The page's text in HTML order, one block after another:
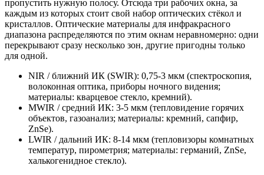
пропустить нужную полосу. Отсюда три рабочих окна, за
каждым из которых стоит свой набор оптических стёкол и
кристаллов. Оптические материалы для инфракрасного
диапазона распределяются по этим окнам неравномерно: одни
перекрывают сразу несколько зон, другие пригодны только
для одной.
NIR / ближний ИК (SWIR): 0,75-3 мкм (спектроскопия,
волоконная оптика, приборы ночного видения;
материалы: кварцевое стекло, кремний).
MWIR / средний ИК: 3-5 мкм (тепловидение горячих
объектов, газоанализ; материалы: кремний, сапфир,
ZnSe).
LWIR / дальний ИК: 8-14 мкм (тепловизоры комнатных
температур, пирометрия; материалы: германий, ZnSe,
халькогенидное стекло).